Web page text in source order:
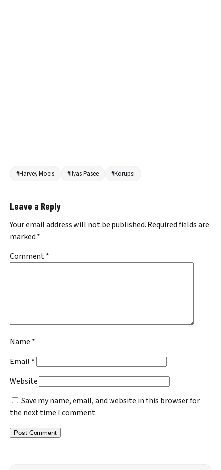
#Harvey Moeis #Ilyas Pasee #Korupsi
Leave a Reply
Your email address will not be published. Required fields are
marked *
Comment*
Name *
Email *
Website
Save my name, email, and website in this browser for
the next time I comment.